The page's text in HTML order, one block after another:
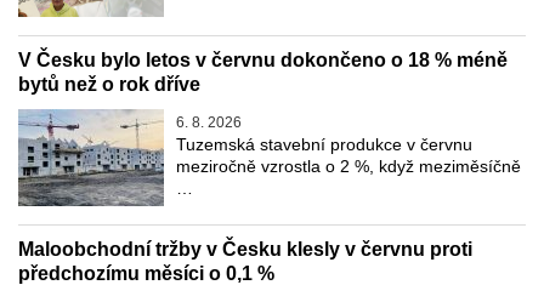
V Česku bylo letos v červnu dokončeno o 18 % méně
bytů než o rok dříve
6. 8. 2026
Tuzemská stavební produkce v červnu
meziročně vzrostla o 2 %, když meziměsíčně
Maloobchodní tržby v Česku klesly v červnu proti
předchozímu měsíci o 0,1 %